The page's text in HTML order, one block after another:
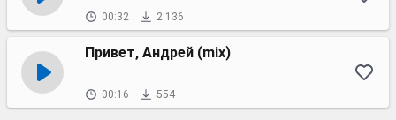
00:32 2 136
Привет, Андрей (mix)
00:16 554